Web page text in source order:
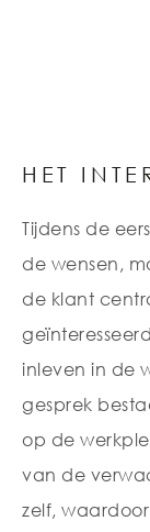
HET
Tijdens de
de wensen,
de klant
inleven in de
gesprek
op de
van de
zelf,